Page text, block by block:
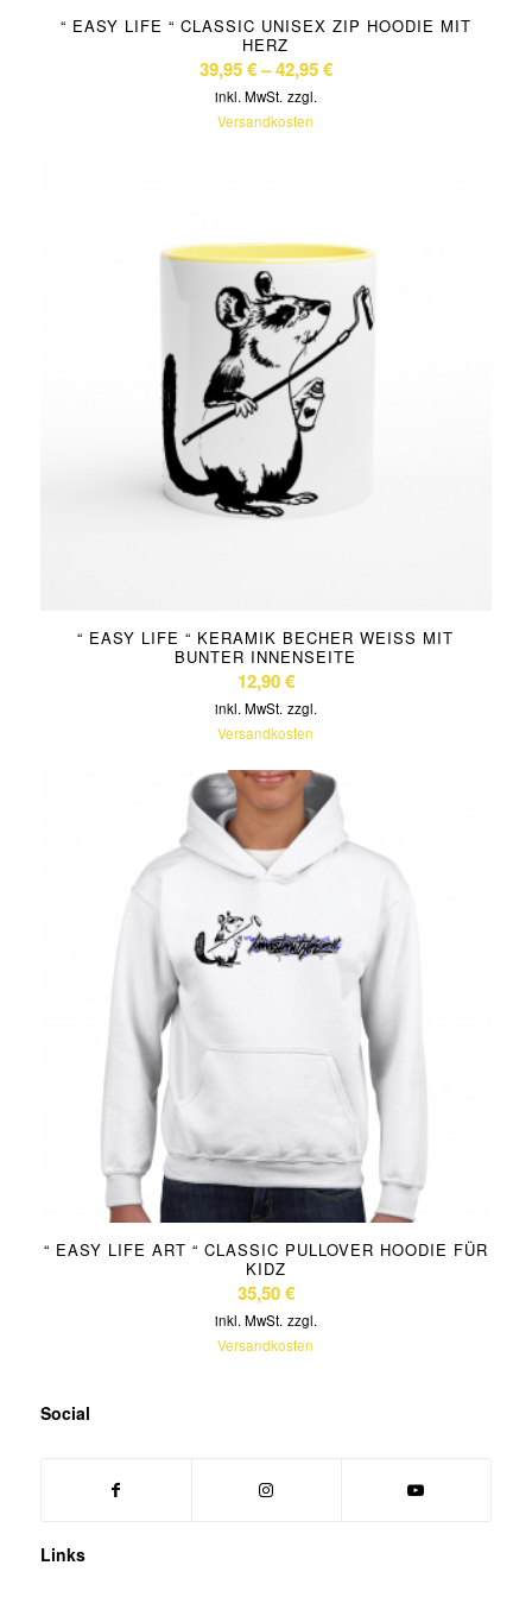
“ EASY LIFE “ CLASSIC UNISEX ZIP HOODIE MIT
HERZ
39,95€–42,95€
inkl. MwSt. zzgl.
Versandkosten
“ EASY LIFE “ KERAMIK BECHER WEISS MIT B
UNTER INNENSEITE
12,90€
inkl. MwSt. zzgl.
Versandkosten
“ EASY LIFE ART “ CLASSIC PULLOVER HOODIE FÜR
KIDZ
35,50€
inkl. MwSt. zzgl.
Versandkosten
Social
Links